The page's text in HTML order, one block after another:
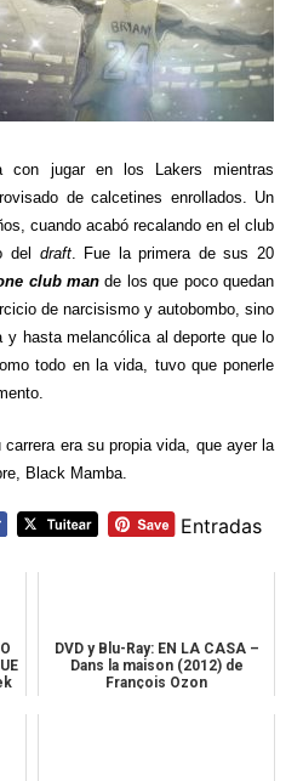
con jugar en los Lakers mientras
de calcetines enrollados. Un
cuando acabó recalando en el club
del draft. Fue la primera de sus 20
club man de los que poco quedan
de narcisismo y autobombo, sino
y hasta melancólica al deporte que lo
todo en la vida, tuvo que ponerle
era su propia vida, que ayer la
Black Mamba.
Entradas
DVD y Blu-Ray: EN LA CASA –
Dans la maison (2012) de
François Ozon